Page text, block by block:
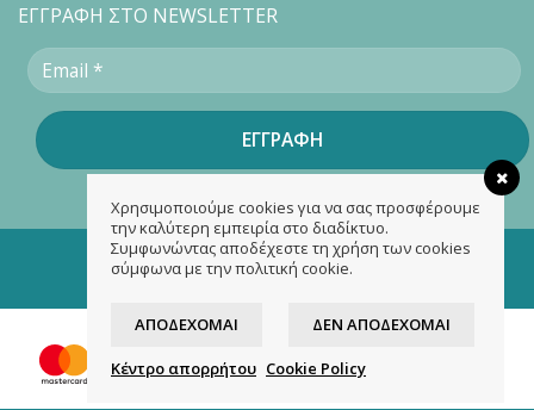
ΕΓΓΡΑΦΗ ΣΤΟ NEWSLETTER
Copyright 2026 ©doubletrouble.gr
Designed & developed by
Χρησιμοποιούμε cookies για να σας προσφέρουμε
την καλύτερη εμπειρία στο διαδίκτυο.
Συμφωνώντας αποδέχεστε τη χρήση των cookies
σύμφωνα με την πολιτική cookie.
ΑΠΟΔΈΧΟΜΑΙ ΔΕΝ ΑΠΟΔΈΧΟΜΑΙ
Κέντρο απορρήτου Cookie Policy